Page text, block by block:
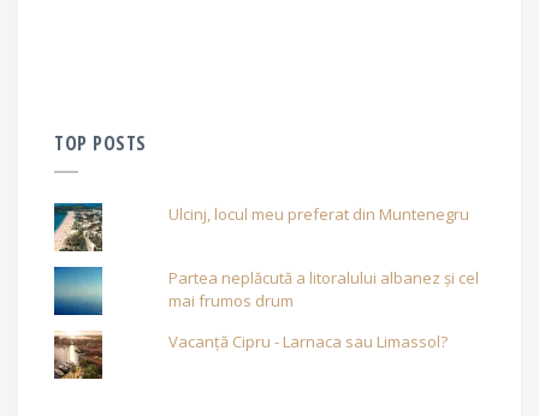
TOP POSTS
Ulcinj, locul meu preferat din Muntenegru
Partea neplăcută a litoralului albanez și cel
mai frumos drum
Vacanță Cipru - Larnaca sau Limassol?